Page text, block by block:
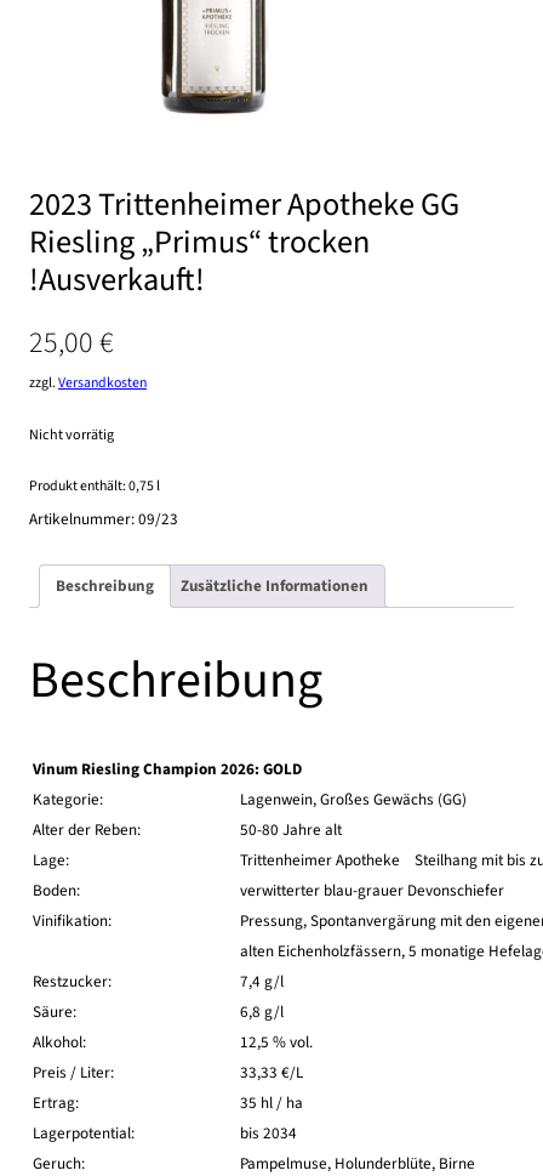
2023 Trittenheimer Apotheke GG
Riesling „Primus“ trocken
!Ausverkauft!
25,00€
zzgl.Versandkosten
Nicht vorrätig
Produkt enthält: 0,75l
Artikelnummer:09/23
Beschreibung Zusätzliche Informationen
Beschreibung
Vinum Riesling Champion 2026: GOLD
Kategorie:
Lagenwein, Großes Gewächs (GG)
Alter der Reben:
50-80 Jahre alt
Lage:
Trittenheimer Apotheke Steilhang mit bis
Boden:
verwitterter blau-grauer Devonschiefer
Vinifikation:
Pressung, Spontanvergärung mit den
alten Eichenholzfässern, 5 monatige
Restzucker:
7,4 g/l
Säure:
6,8 g/l
Alkohol:
12,5 % vol.
Preis / Liter:
33,33 €/L
Ertrag:
35 hl / ha
Lagerpotential:
bis 2034
Geruch:
Pampelmuse, Holunderblüte, Birne